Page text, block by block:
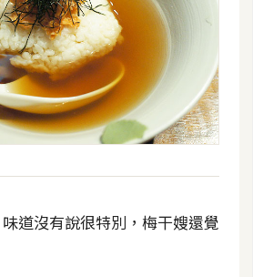
道沒有說很特別，梅干嫂還覺